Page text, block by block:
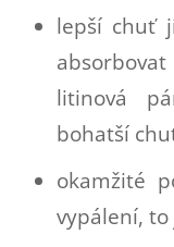
lepší chuť
litinová
bohatší
okamžité
vypálení, to